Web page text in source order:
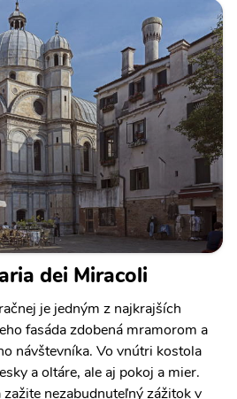
dei Miracoli
je jedným z najkrajších
fasáda zdobená mramorom a
návštevníka. Vo vnútri kostola
a oltáre, ale aj pokoj a mier.
nezabudnuteľný zážitok v